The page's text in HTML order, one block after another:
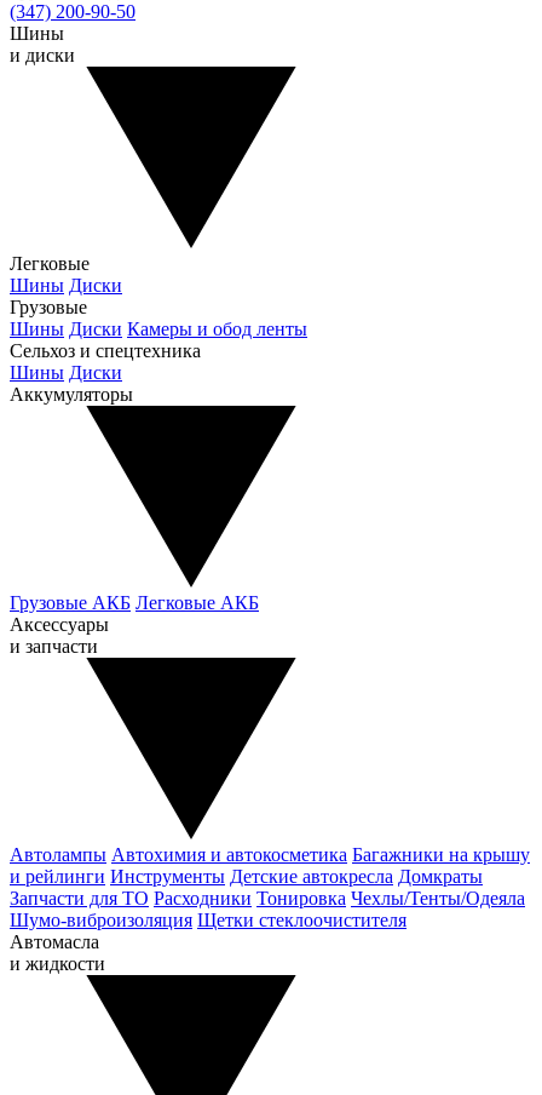
(347) 200-90-50
Шины
и диски
Легковые
Шины Диски
Грузовые
Шины Диски Камеры и обод ленты
Сельхоз и спецтехника
Шины Диски
Аккумуляторы
Грузовые АКБ Легковые АКБ
Аксессуары
и запчасти
Автолампы Автохимия и автокосметика Багажники на крышу
и рейлинги Инструменты Детские автокресла Домкраты
Запчасти для ТО Расходники Тонировка Чехлы/Тенты/Одеяла
Шумо-виброизоляция Щетки стеклоочистителя
Автомасла
и жидкости